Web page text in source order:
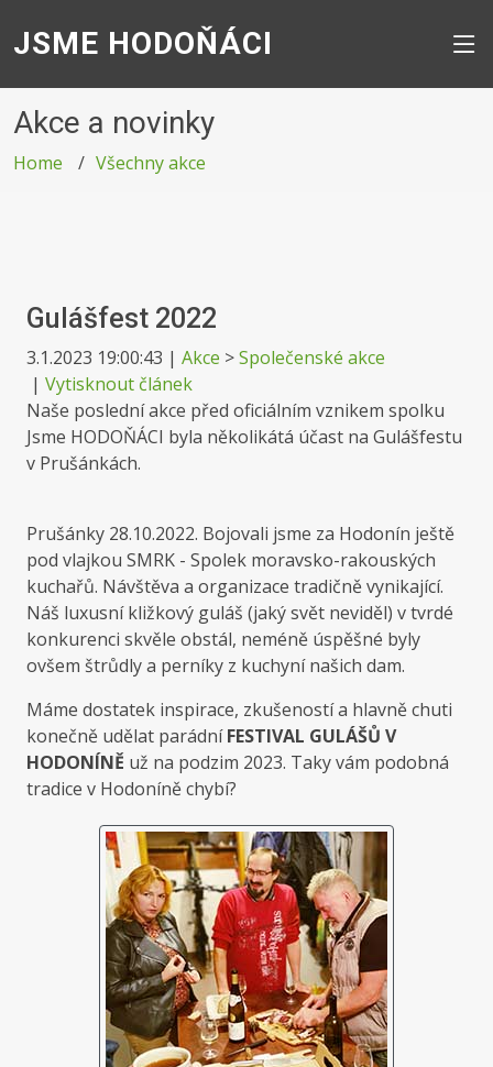
JSME HODOŇÁCI
Akce a novinky
Home Všechny akce
Gulášfest 2022
3.1.2023 19:00:43 | Akce >Společenské akce
| Vytisknout článek
Naše poslední akce před oficiálním vznikem spolku
Jsme HODOŇÁCI byla několikátá účast na Gulášfestu
v Prušánkách.
Prušánky 28.10.2022. Bojovali jsme za Hodonín ještě
pod vlajkou SMRK - Spolek moravsko-rakouských
kuchařů. Návštěva a organizace tradičně vynikající.
Náš luxusní kližkový guláš (jaký svět neviděl) v tvrdé
konkurenci skvěle obstál, neméně úspěšné byly
ovšem štrůdly a perníky z kuchyní našich dam.
Máme dostatek inspirace, zkušeností a hlavně chuti
konečně udělat parádníFESTIVAL GULÁŠŮ V
HODONÍNĚ už na podzim 2023. Taky vám podobná
tradice v Hodoníně chybí?